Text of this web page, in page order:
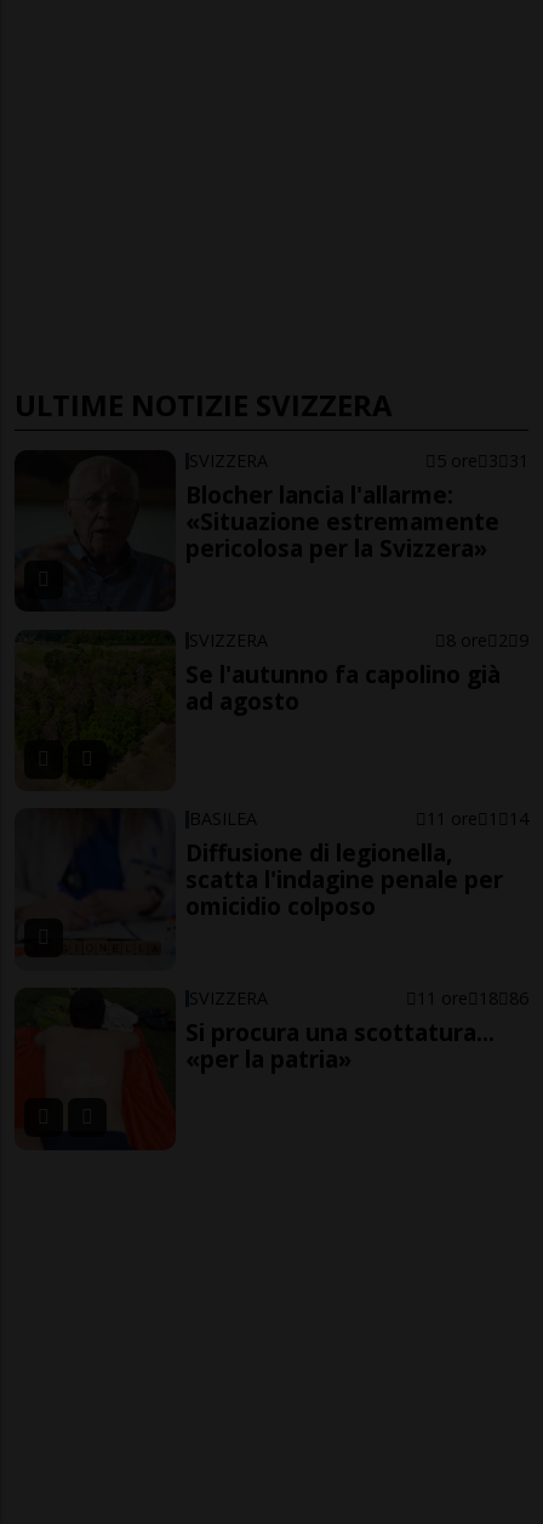
ULTIME NOTIZIE SVIZZERA
SVIZZERA 5 ore 3 31
Blocher lancia l'allarme:
«Situazione estremamente
pericolosa per la Svizzera»
SVIZZERA 8 ore 2 9
Se l'autunno fa capolino già
ad agosto
BASILEA 11 ore 1 14
Diffusione di legionella,
scatta l'indagine penale per
omicidio colposo
SVIZZERA 11 ore 18 86
Si procura una scottatura...
«per la patria»